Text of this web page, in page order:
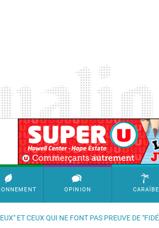
SimpleAds Block Bannière
OPINION CARAÏBE
ET CEUX QUI NE FONT PAS PREUVE DE